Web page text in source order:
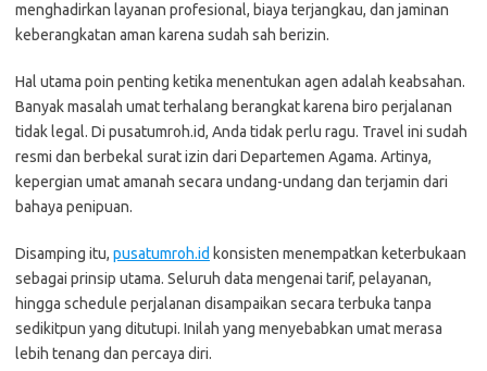
menghadirkan layanan profesional, biaya terjangkau, dan jaminan
keberangkatan aman karena sudah sah berizin.
Hal utama poin penting ketika menentukan agen adalah keabsahan.
Banyak masalah umat terhalang berangkat karena biro perjalanan
tidak legal. Di pusatumroh.id, Anda tidak perlu ragu. Travel ini sudah
resmi dan berbekal surat izin dari Departemen Agama. Artinya,
kepergian umat amanah secara undang-undang dan terjamin dari
bahaya penipuan.
Disamping itu, pusatumroh.id konsisten menempatkan keterbukaan
sebagai prinsip utama. Seluruh data mengenai tarif, pelayanan,
hingga schedule perjalanan disampaikan secara terbuka tanpa
sedikitpun yang ditutupi. Inilah yang menyebabkan umat merasa
lebih tenang dan percaya diri.